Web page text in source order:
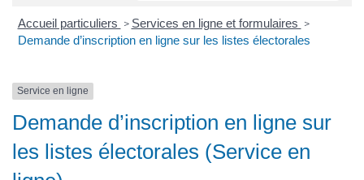
Accueil particuliers > Services en ligne et formulaires >
Demande d’inscription en ligne sur les listes électorales
Service en ligne
Demande d’inscription en ligne sur
les listes électorales (Service en